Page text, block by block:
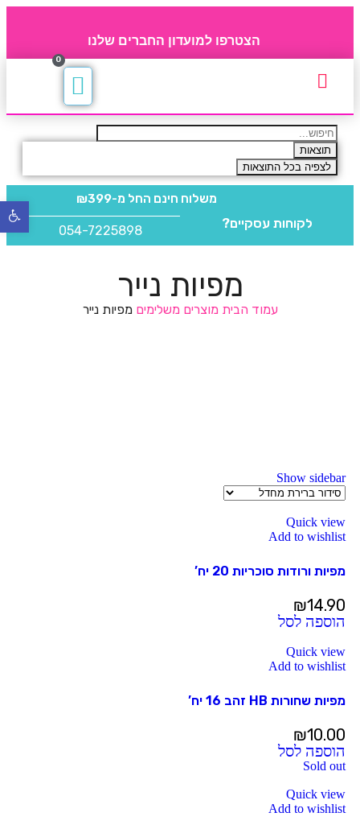
הצטרפו למועדון החברים שלנו
0
תוצאות
לצפיה בכל התוצאות
משלוח חינם החל מ-₪399
לקוחות עסקיים? 054-7225898
מפיות נייר
עמוד הבית מוצרים משלימיםמפיות נייר
Show sidebar
Quick view
Add to wishlist
מפיות ורודות סוכריות 20 יח’
₪14.90
הוספה לסל
Quick view
Add to wishlist
מפיות שחורות HB זהב 16 יח’
₪10.00
הוספה לסל
Sold out
Quick view
Add to wishlist
פתח